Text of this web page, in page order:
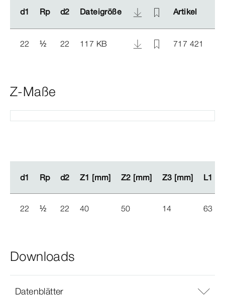
d1 Rp d2 Dateigröße Artikel
d1 Rp d2 Dateigröße Artikel
22 ½ 22 117 KB 717 421
Z-Maße
d1 Rp d2 Z1 [mm] Z2 [mm] Z3 [mm] L1
d1 Rp d2 Z1 [mm] Z2 [mm] Z3 [mm] L1
22 ½ 22 40 50 14 63
Downloads
Datenblätter